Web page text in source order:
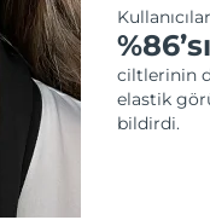
%86’sı
ciltlerinin
elastik
bildirdi.